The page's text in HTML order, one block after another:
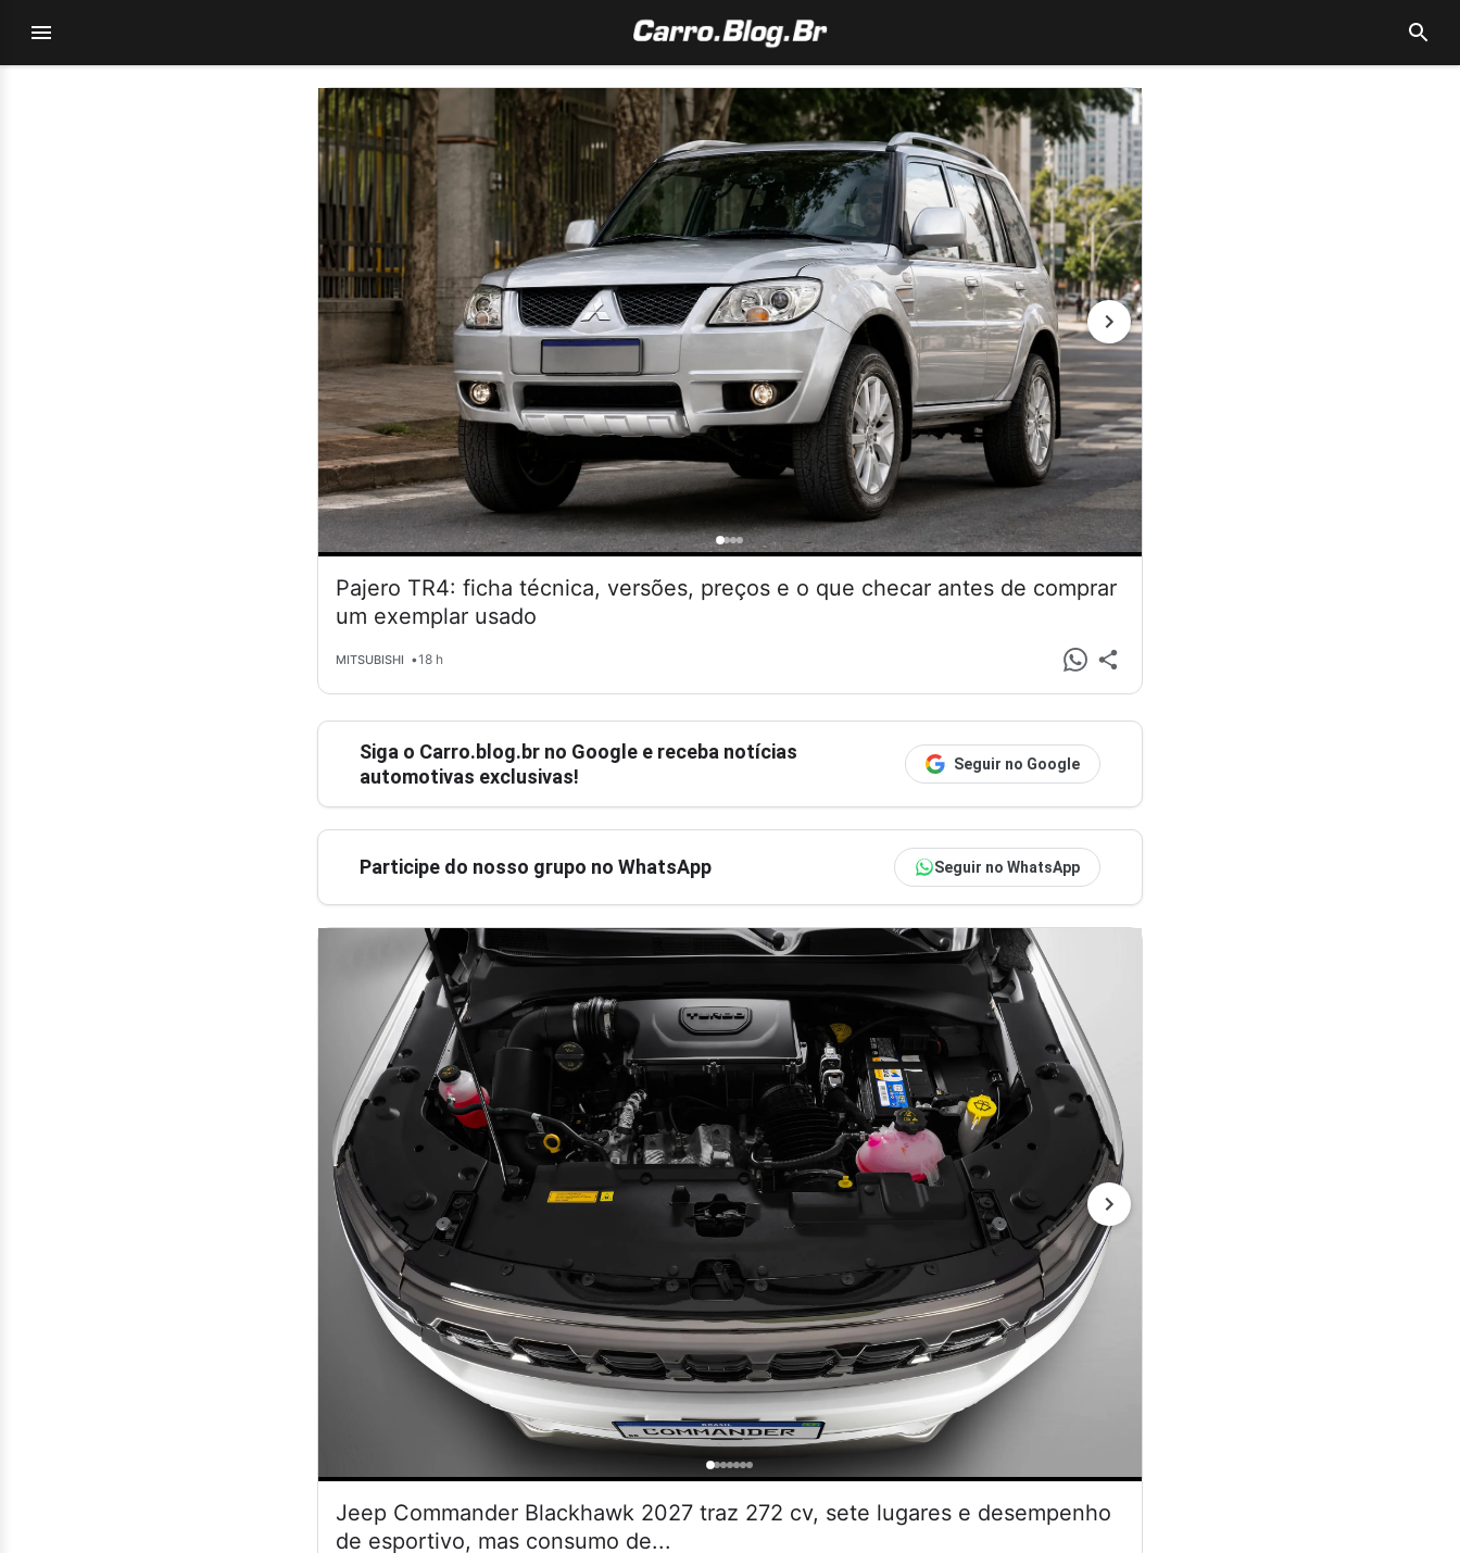
Pajero TR4: ficha técnica, versões, preços e o que checar antes de comprar
um exemplar usado
MITSUBISHI •18 h
Siga o Carro.blog.br no Google e receba notícias
automotivas exclusivas!
Seguir no Google
Participe do nosso grupo no WhatsApp Seguir no WhatsApp
Jeep Commander Blackhawk 2027 traz 272 cv, sete lugares e desempenho
de esportivo, mas consumo de...